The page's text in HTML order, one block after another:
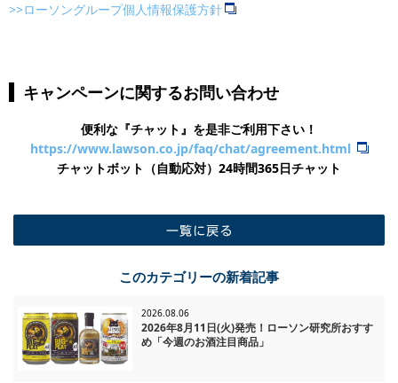
>>ローソングループ個人情報保護方針
キャンペーンに関するお問い合わせ
便利な『チャット』を是非ご利用下さい！
https://www.lawson.co.jp/faq/chat/agreement.html
チャットボット（自動応対）24時間365日チャット
このカテゴリーの新着記事
2026.08.06
2026年8月11日(火)発売！ローソン研究所おすす
め「今週のお酒注目商品」